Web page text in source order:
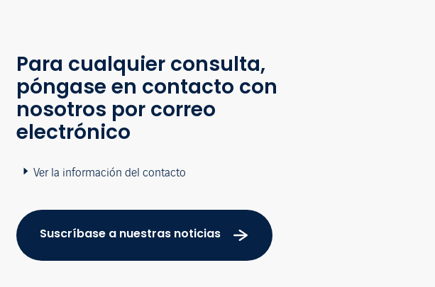
Para cualquier consulta,
póngase en contacto con
nosotros por correo
electrónico
Ver la información del contacto
Suscríbase a nuestras noticias